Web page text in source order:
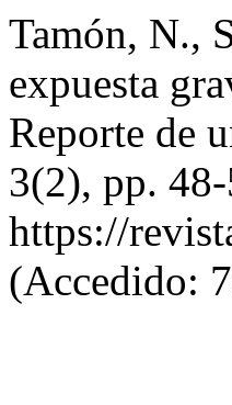
Tamón, N.,
expuesta
Reporte de
3(2), pp.
https://
(Accedido: